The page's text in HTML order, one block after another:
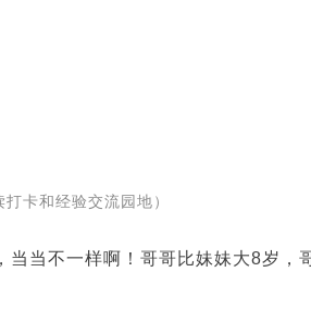
卡和经验交流园地）
当不一样啊！哥哥比妹妹大8岁，